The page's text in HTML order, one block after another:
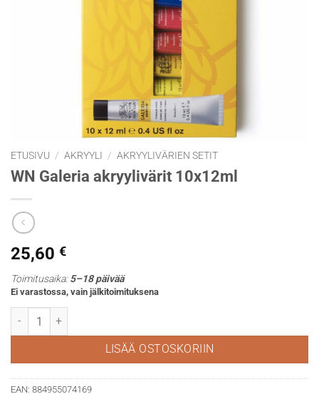
ETUSIVU / AKRYYLI / AKRYYLIVÄRIEN SETIT
WN Galeria akryylivärit 10x12ml
25,60 €
Toimitusaika:5–18 päivää
Ei varastossa, vain jälkitoimituksena
WN Galeria akryylivärit 10x12ml määrä
LISÄÄ OSTOSKORIIN
EAN: 884955074169